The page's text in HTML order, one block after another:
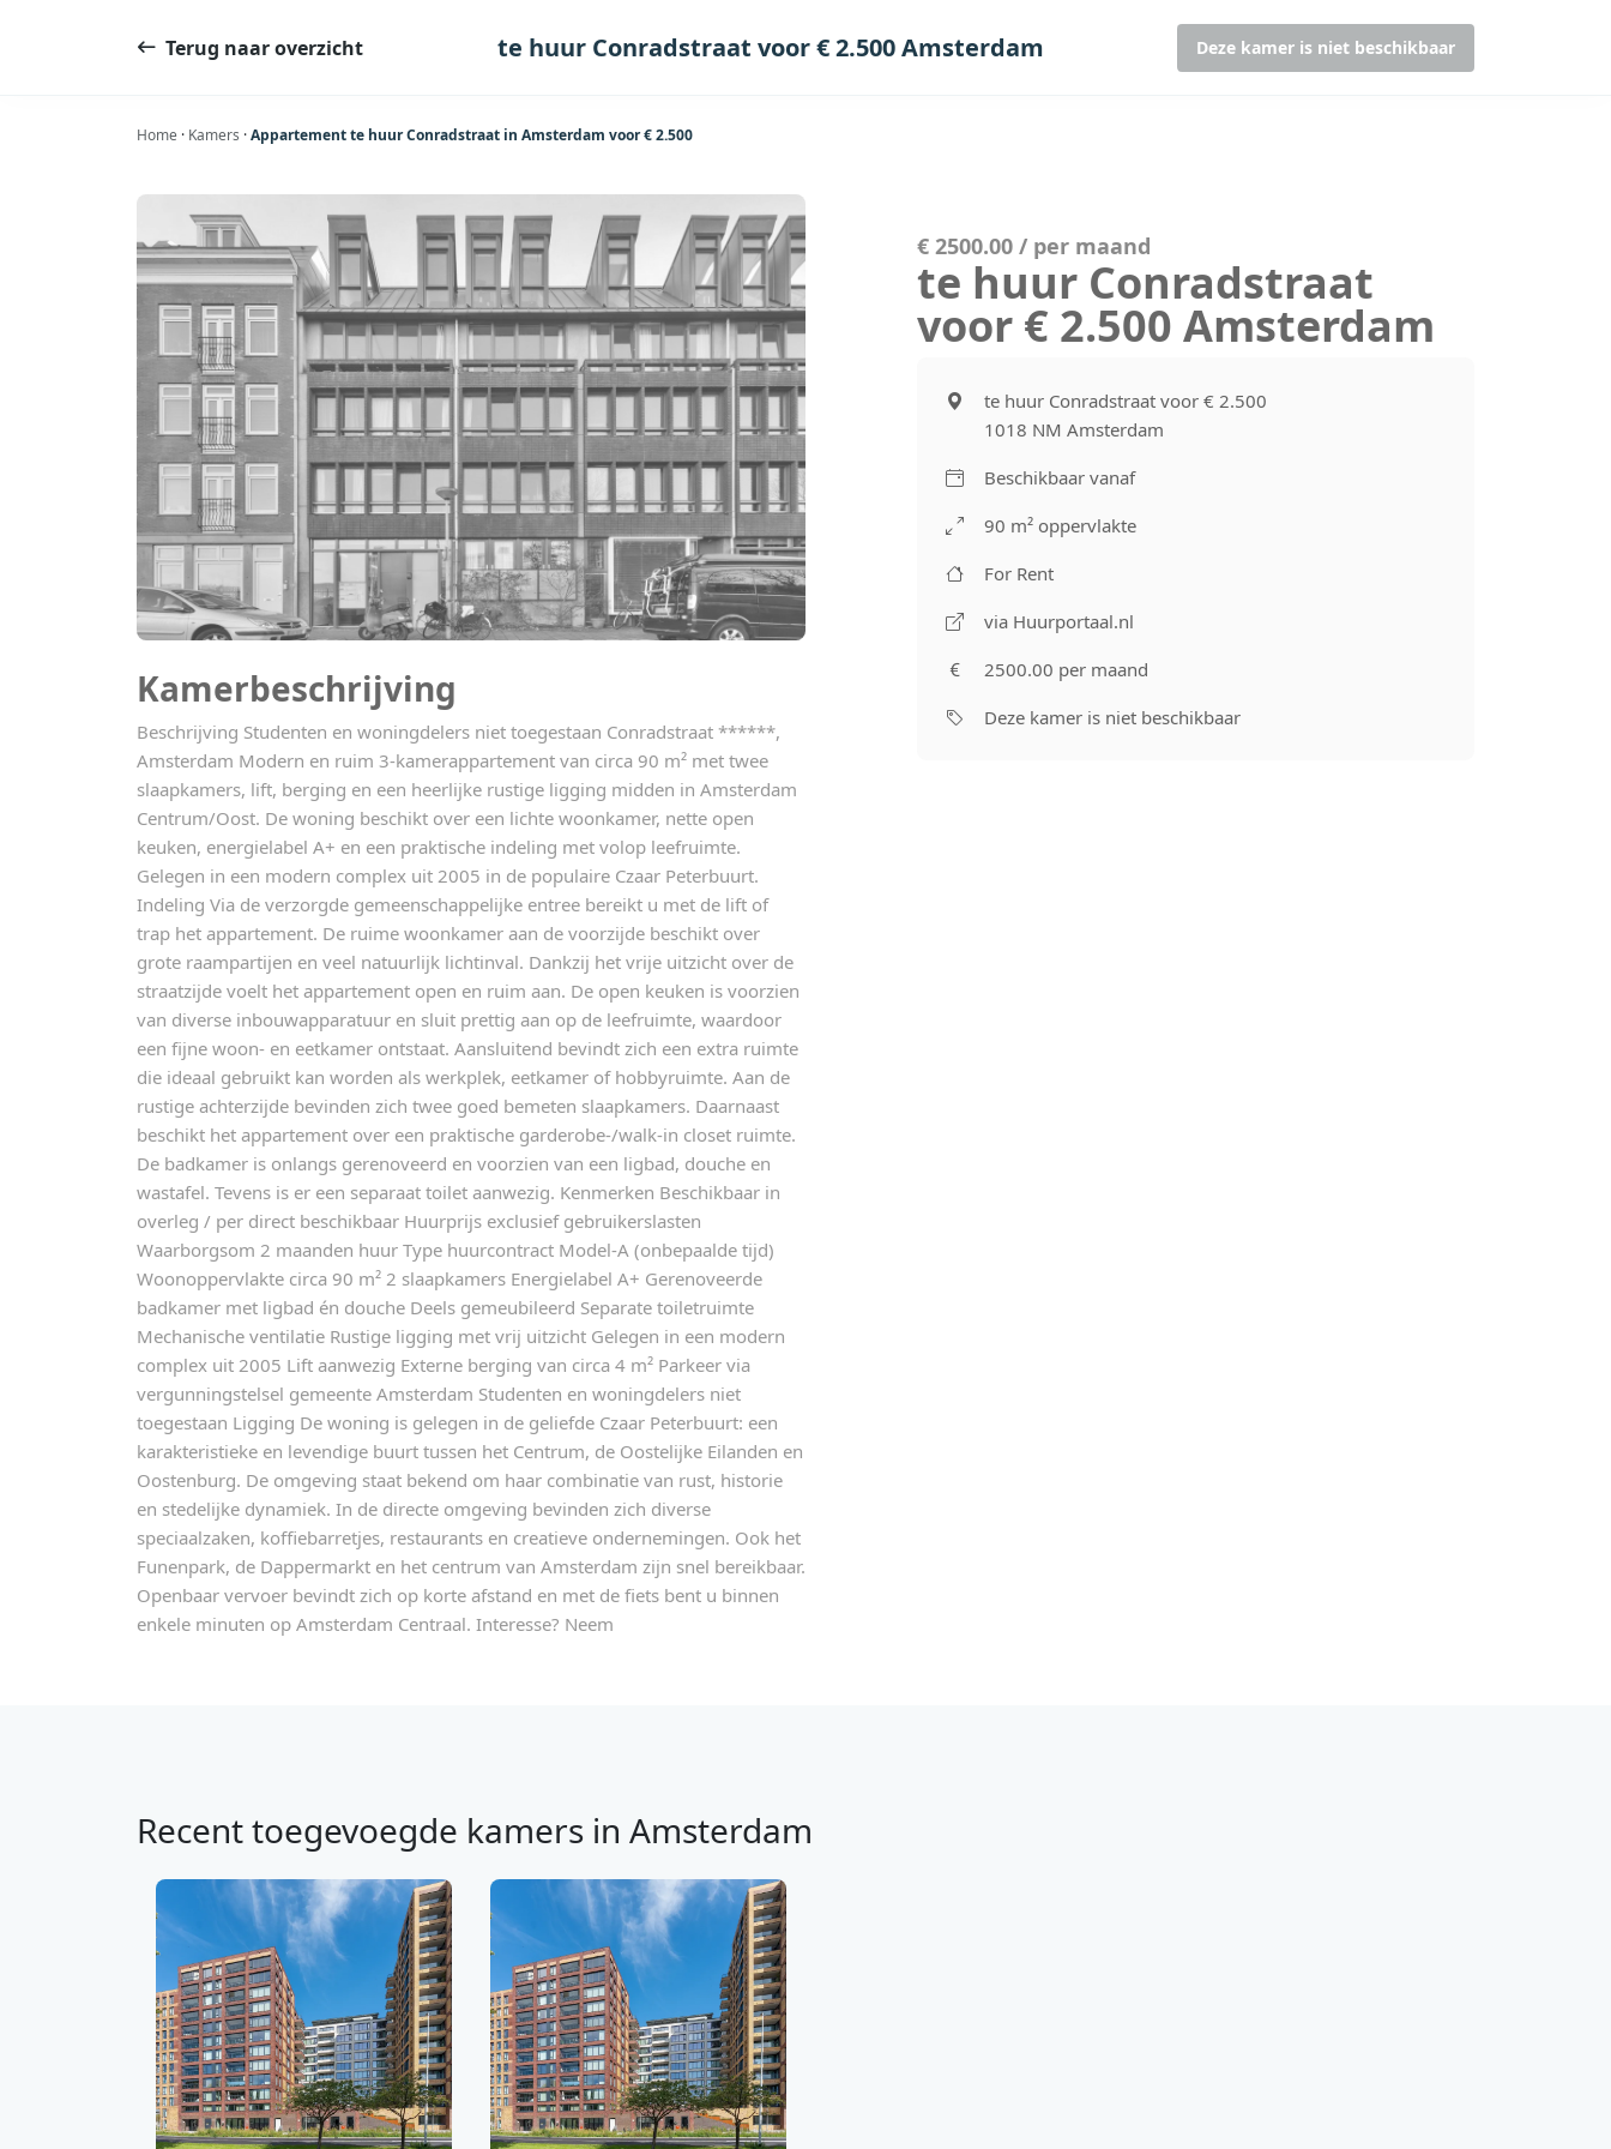
Terug naar overzicht te huur Conradstraat voor € 2.500 Amsterdam Deze kamer is niet beschikbaar
Home · Kamers ·Appartement te huur Conradstraat in Amsterdam voor € 2.500
Kamerbeschrijving
Beschrijving Studenten en woningdelers niet toegestaan Conradstraat ******,
Amsterdam Modern en ruim 3-kamerappartement van circa 90 m² met twee
slaapkamers, lift, berging en een heerlijke rustige ligging midden in Amsterdam
Centrum/Oost. De woning beschikt over een lichte woonkamer, nette open
keuken, energielabel A+ en een praktische indeling met volop leefruimte.
Gelegen in een modern complex uit 2005 in de populaire Czaar Peterbuurt.
Indeling Via de verzorgde gemeenschappelijke entree bereikt u met de lift of
trap het appartement. De ruime woonkamer aan de voorzijde beschikt over
grote raampartijen en veel natuurlijk lichtinval. Dankzij het vrije uitzicht over de
straatzijde voelt het appartement open en ruim aan. De open keuken is voorzien
van diverse inbouwapparatuur en sluit prettig aan op de leefruimte, waardoor
een fijne woon- en eetkamer ontstaat. Aansluitend bevindt zich een extra ruimte
die ideaal gebruikt kan worden als werkplek, eetkamer of hobbyruimte. Aan de
rustige achterzijde bevinden zich twee goed bemeten slaapkamers. Daarnaast
beschikt het appartement over een praktische garderobe-/walk-in closet ruimte.
De badkamer is onlangs gerenoveerd en voorzien van een ligbad, douche en
wastafel. Tevens is er een separaat toilet aanwezig. Kenmerken Beschikbaar in
overleg / per direct beschikbaar Huurprijs exclusief gebruikerslasten
Waarborgsom 2 maanden huur Type huurcontract Model-A (onbepaalde tijd)
Woonoppervlakte circa 90 m² 2 slaapkamers Energielabel A+ Gerenoveerde
badkamer met ligbad én douche Deels gemeubileerd Separate toiletruimte
Mechanische ventilatie Rustige ligging met vrij uitzicht Gelegen in een modern
complex uit 2005 Lift aanwezig Externe berging van circa 4 m² Parkeer via
vergunningstelsel gemeente Amsterdam Studenten en woningdelers niet
toegestaan Ligging De woning is gelegen in de geliefde Czaar Peterbuurt: een
karakteristieke en levendige buurt tussen het Centrum, de Oostelijke Eilanden en
Oostenburg. De omgeving staat bekend om haar combinatie van rust, historie
en stedelijke dynamiek. In de directe omgeving bevinden zich diverse
speciaalzaken, koffiebarretjes, restaurants en creatieve ondernemingen. Ook het
Funenpark, de Dappermarkt en het centrum van Amsterdam zijn snel bereikbaar.
Openbaar vervoer bevindt zich op korte afstand en met de fiets bent u binnen
enkele minuten op Amsterdam Centraal. Interesse? Neem
€ 2500.00 / per maand
te huur Conradstraat
voor € 2.500 Amsterdam
te huur Conradstraat voor € 2.500
1018 NM Amsterdam
Beschikbaar vanaf
90 m² oppervlakte
For Rent
via Huurportaal.nl
2500.00 per maand
Deze kamer is niet beschikbaar
Recent toegevoegde kamers in Amsterdam